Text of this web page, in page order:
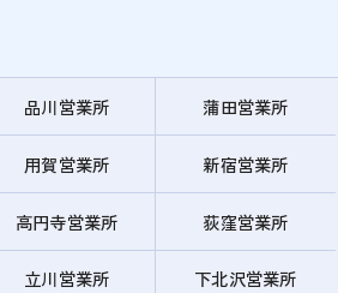
品川営業所 蒲田営業所
用賀営業所 新宿営業所
高円寺営業所 荻窪営業所
立川営業所 下北沢営業所